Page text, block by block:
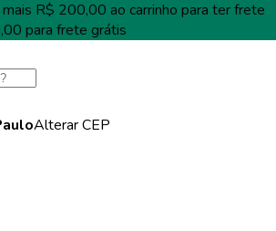
R$ 200,00 ao carrinho para terfrete
para frete grátis
AlterarCEP